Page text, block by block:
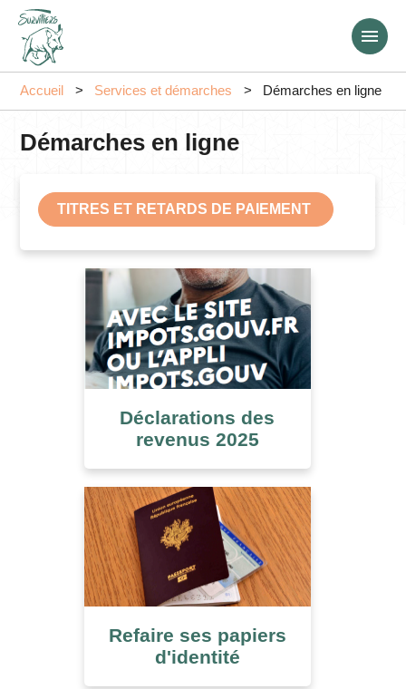
Accueil Services et démarches Démarches en ligne
Démarches en ligne
TITRES ET RETARDS DE PAIEMENT
Déclarations des
revenus 2025
Refaire ses papiers
d'identité